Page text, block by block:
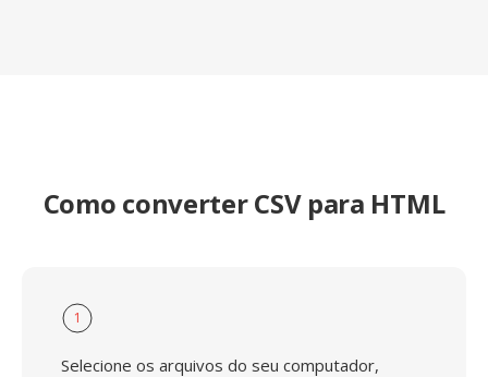
Como converter CSV para HTML
1
Selecione os arquivos do seu computador,